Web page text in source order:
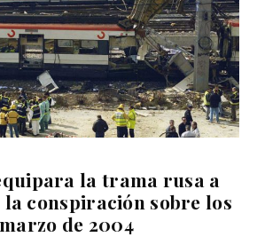
la trama rusa a
conspiración sobre los
de 2004